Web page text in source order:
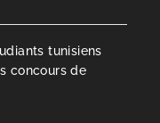
tunisiens
concours de